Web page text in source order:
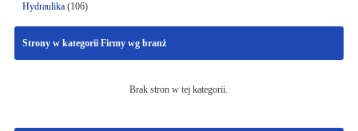
Hydraulika(106)
Strony w kategorii Firmy wg branż
Brak stron w tej kategorii.